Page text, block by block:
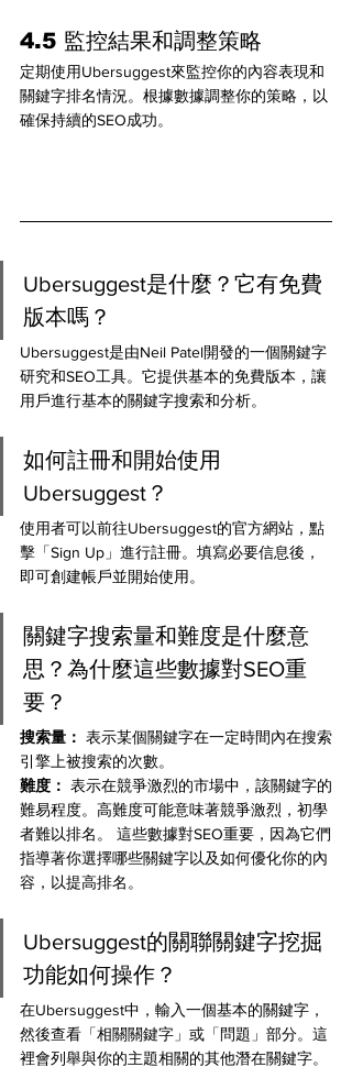
4.5 監控結果和調整策略
定期使用Ubersuggest來監控你的內容表現和
關鍵字排名情況。根據數據調整你的策略，以
確保持續的SEO成功。
Ubersuggest是什麼？它有免費
版本嗎？
Ubersuggest是由Neil Patel開發的一個關鍵字
研究和SEO工具。它提供基本的免費版本，讓
用戶進行基本的關鍵字搜索和分析。
如何註冊和開始使用
Ubersuggest？
使用者可以前往Ubersuggest的官方網站，點
擊「Sign Up」進行註冊。填寫必要信息後，
即可創建帳戶並開始使用。
關鍵字搜索量和難度是什麼意
思？為什麼這些數據對SEO重
要？
搜索量： 表示某個關鍵字在一定時間內在搜索
引擎上被搜索的次數。
難度： 表示在競爭激烈的市場中，該關鍵字的
難易程度。高難度可能意味著競爭激烈，初學
者難以排名。 這些數據對SEO重要，因為它們
指導著你選擇哪些關鍵字以及如何優化你的內
容，以提高排名。
Ubersuggest的關聯關鍵字挖掘
功能如何操作？
在Ubersuggest中，輸入一個基本的關鍵字，
然後查看「相關關鍵字」或「問題」部分。這
裡會列舉與你的主題相關的其他潛在關鍵字。